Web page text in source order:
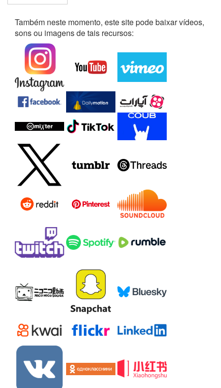
Também neste momento, este site pode baixar vídeos,
sons ou imagens de tais recursos: